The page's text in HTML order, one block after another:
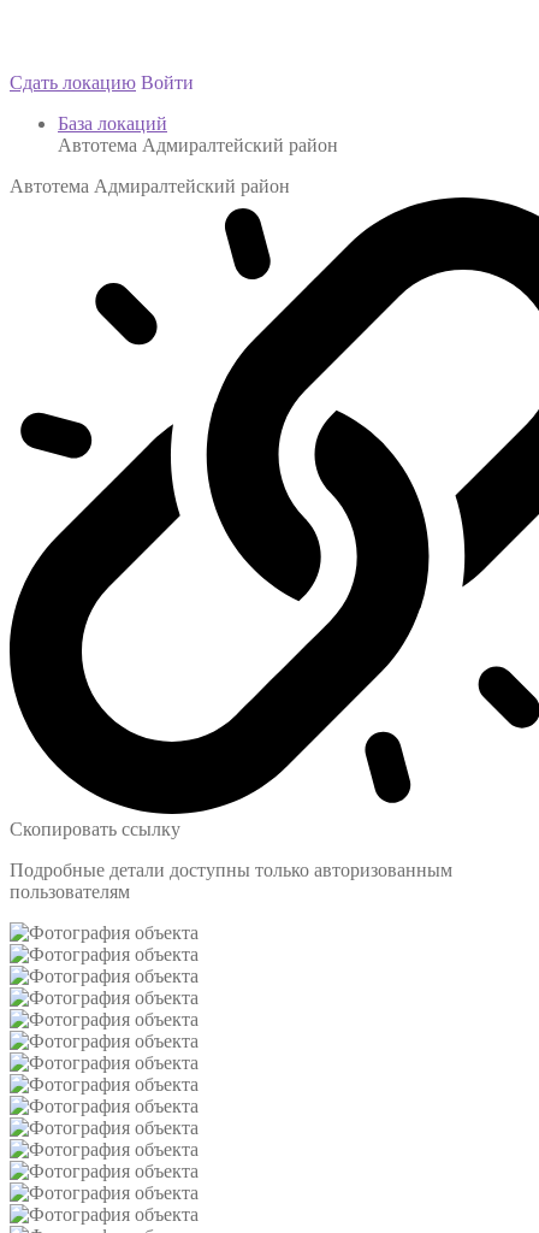
Сдать локацию Войти
База локаций
Автотема Адмиралтейский район
Автотема Адмиралтейский район
Скопировать ссылку
Подробные детали доступны только авторизованным
пользователям